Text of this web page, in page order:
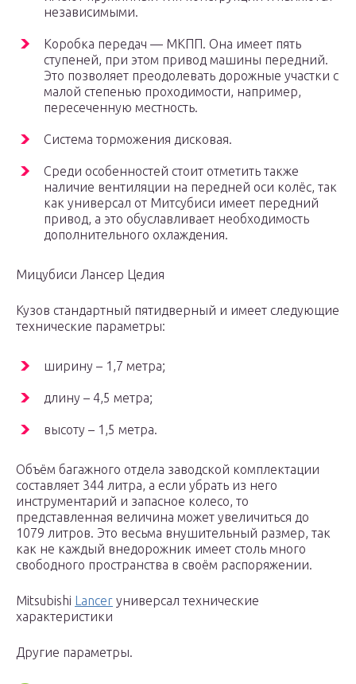
независимыми.
Коробка передач — МКПП. Она имеет пять
ступеней, при этом привод машины передний.
Это позволяет преодолевать дорожные участки с
малой степенью проходимости, например,
пересеченную местность.
Система торможения дисковая.
Среди особенностей стоит отметить также
наличие вентиляции на передней оси колёс, так
как универсал от Митсубиси имеет передний
привод, а это обуславливает необходимость
дополнительного охлаждения.
Мицубиси Лансер Цедия
Кузов стандартный пятидверный и имеет следующие
технические параметры:
ширину – 1,7 метра;
длину – 4,5 метра;
высоту – 1,5 метра.
Объём багажного отдела заводской комплектации
составляет 344 литра, а если убрать из него
инструментарий и запасное колесо, то
представленная величина может увеличиться до
1079 литров. Это весьма внушительный размер, так
как не каждый внедорожник имеет столь много
свободного пространства в своём распоряжении.
Mitsubishi Lancer универсал технические
характеристики
Другие параметры.